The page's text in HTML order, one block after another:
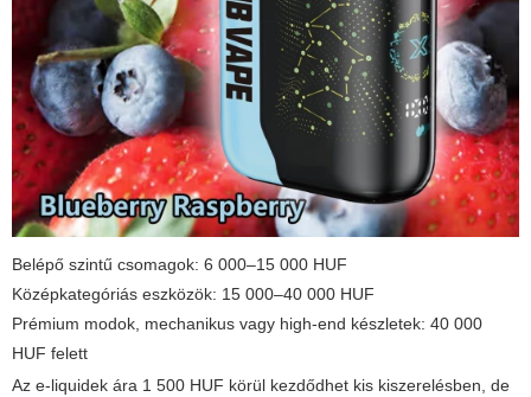
Belépő szintű csomagok: 6 000–15 000 HUF
Középkategóriás eszközök: 15 000–40 000 HUF
Prémium modok, mechanikus vagy high-end készletek: 40 000
HUF felett
Az e-liquidek ára 1 500 HUF körül kezdődhet kis kiszerelésben, de